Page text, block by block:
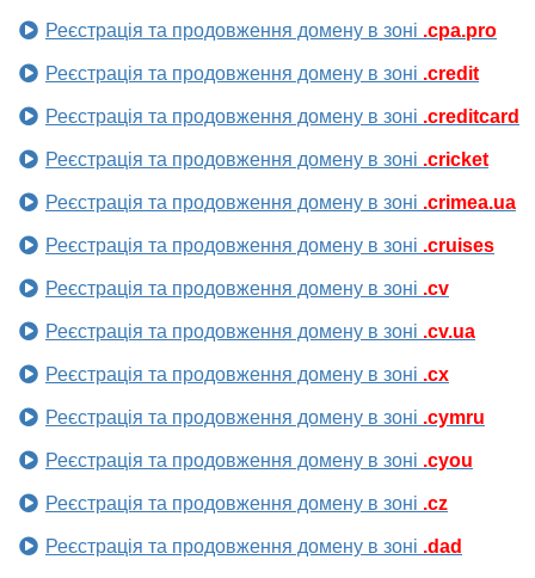
Реєстрація та продовження домену в зоні .cpa.pro
Реєстрація та продовження домену в зоні .credit
Реєстрація та продовження домену в зоні .creditcard
Реєстрація та продовження домену в зоні .cricket
Реєстрація та продовження домену в зоні .crimea.ua
Реєстрація та продовження домену в зоні .cruises
Реєстрація та продовження домену в зоні .cv
Реєстрація та продовження домену в зоні .cv.ua
Реєстрація та продовження домену в зоні .cx
Реєстрація та продовження домену в зоні .cymru
Реєстрація та продовження домену в зоні .cyou
Реєстрація та продовження домену в зоні .cz
Реєстрація та продовження домену в зоні .dad